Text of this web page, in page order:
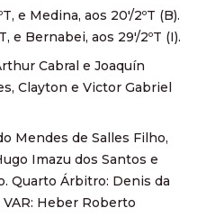
e Medina, aos 20'/2ºT (B).
e Bernabei, aos 29'/2ºT (I).
Cabral e Joaquín
Clayton e Victor Gabriel
Mendes de Salles Filho,
Imazu dos Santos e
Quarto Árbitro: Denis da
Heber Roberto